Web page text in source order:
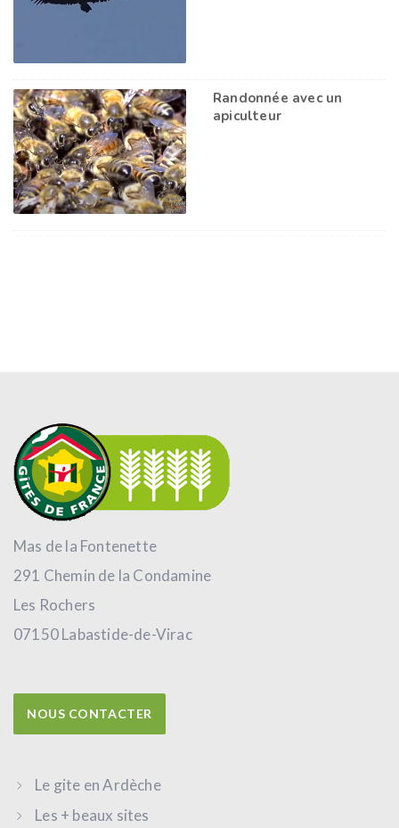
Randonnée avec un
apiculteur
Mas de la Fontenette
291 Chemin de la Condamine
Les Rochers
07150 Labastide-de-Virac
NOUS CONTACTER
Le gite en Ardèche
Les + beaux sites